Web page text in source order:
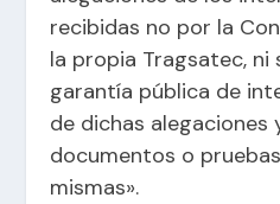
recibidas no por la
la propia Tragsatec, ni
garantía pública de
de dichas alegaciones
documentos o
mismas».